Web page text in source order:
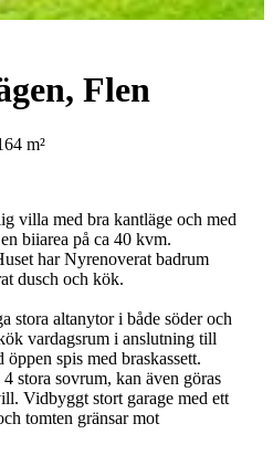
Flen
m²
villa med bra kantläge och med
biiarea på ca 40 kvm.
har Nyrenoverat badrum
dusch och kök.
stora altanytor i både söder och
vardagsrum i anslutning till
spis med braskassett.
stora sovrum, kan även göras
Vidbyggt stort garage med ett
tomten gränsar mot